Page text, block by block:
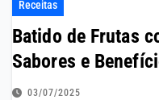
Receitas
Batido de Frutas
Sabores e
03/07/2025